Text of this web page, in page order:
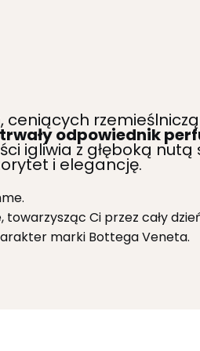
trwały odpowiednik
igliwia z głęboką nutą
i elegancję.
Ci przez cały
marki Bottega Veneta.